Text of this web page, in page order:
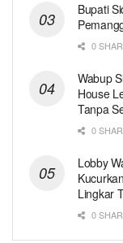
Bupati
0
Wabup
House
Tanpa
0
Lobby
Lingkar
0